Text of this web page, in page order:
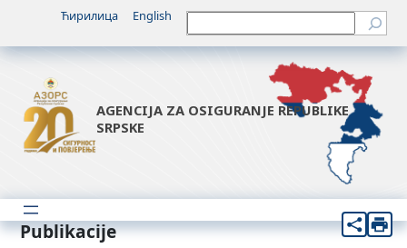
Ћирилица English Претрага
AGENCIJA ZA OSIGURANJE REPUBLIKE
SRPSKE
Publikacije